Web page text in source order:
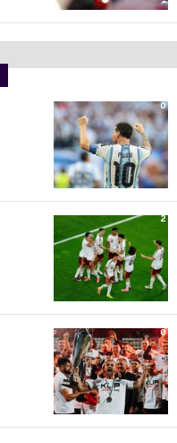
0
2
0